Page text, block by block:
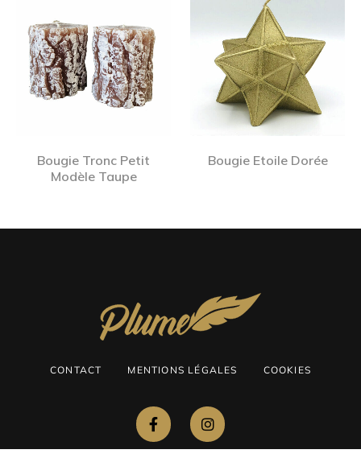
Bougie Tronc Petit
Modèle Taupe
Bougie Etoile Dorée
CONTACT MENTIONS LÉGALES COOKIES